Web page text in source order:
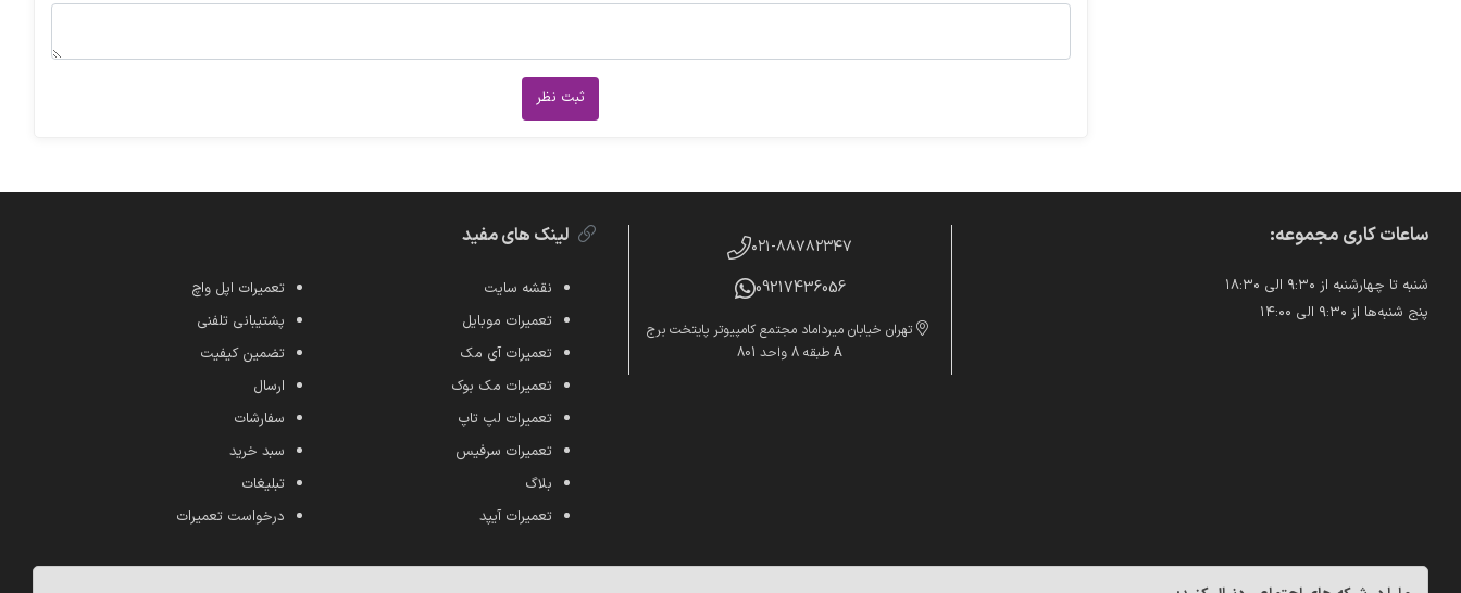
ثبت نظر
ساعات کاری مجموعه:
شنبه تا چهارشنبه از ۹:۳۰ الی ۱۸:۳۰
پنج شنبه‌ها از ۹:۳۰ الی ۱۴:۰۰
۰۲۱-۸۸۷۸۲۳۴۷
09217436056
تهران خیابان میرداماد مجتمع کامپیوتر پایتخت برج
A طبقه 8 واحد 801
لینک های مفید
نقشه سایت
تعمیرات موبایل
تعمیرات آی مک
تعمیرات مک بوک
تعمیرات لپ تاپ
تعمیرات سرفیس
بلاگ
تعمیرات آیپد
تعمیرات اپل واچ
پشتیبانی تلفنی
تضمین کیفیت
ارسال
سفارشات
سبد خرید
تبلیغات
درخواست تعمیرات